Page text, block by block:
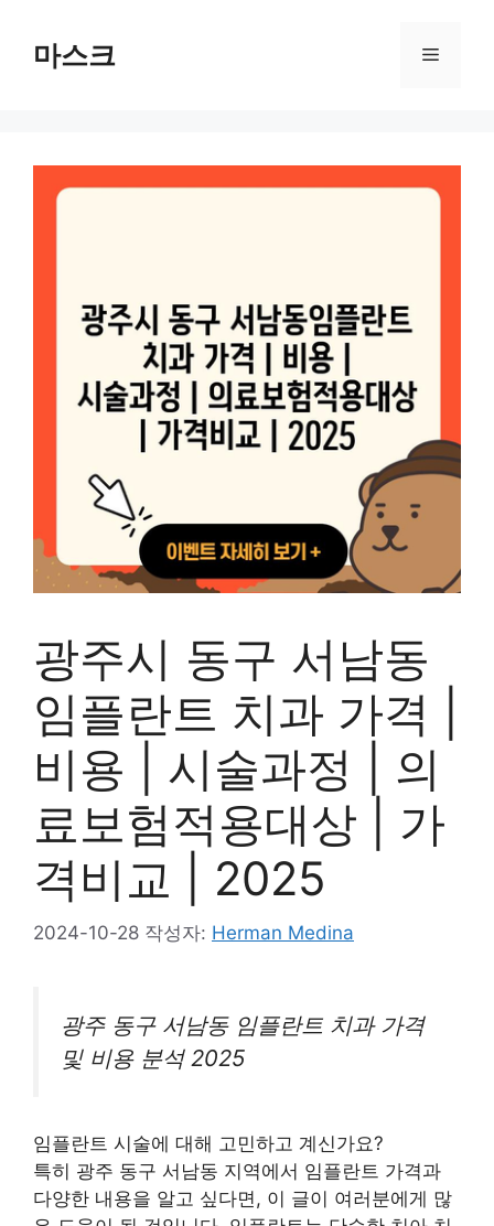
마스크 메
광주시 동구 서남동
임플란트 치과 가격 |
비용 | 시술과정 | 의
료보험적용대상 | 가
격비교 | 2025
2024-10-28 작성자: Herman Medina
광주 동구 서남동 임플란트 치과 가격
및 비용 분석 2025
임플란트 시술에 대해 고민하고 계신가요?
특히 광주 동구 서남동 지역에서 임플란트 가격과
다양한 내용을 알고 싶다면, 이 글이 여러분에게 많